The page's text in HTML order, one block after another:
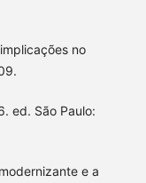
no
ed. São Paulo:
e a